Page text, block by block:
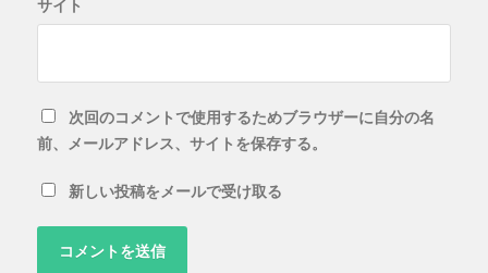
サイト
次回のコメントで使用するためブラウザーに自分の名
前、メールアドレス、サイトを保存する。
新しい投稿をメールで受け取る